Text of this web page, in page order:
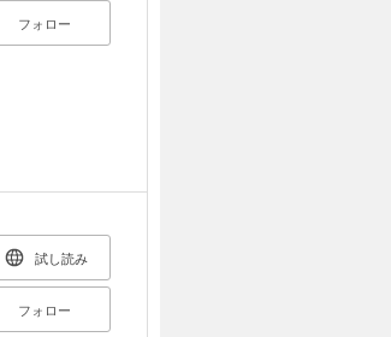
フォロー
試し読み
フォロー